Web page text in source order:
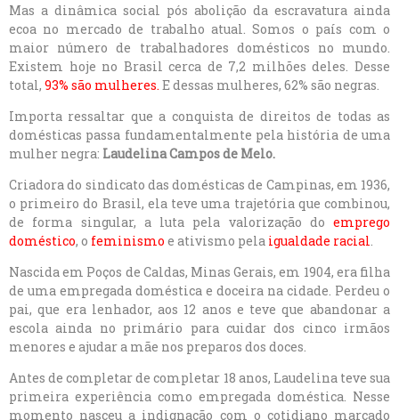
Mas a dinâmica social pós abolição da escravatura ainda
ecoa no mercado de trabalho atual. Somos o país com o
maior número de trabalhadores domésticos no mundo.
Existem hoje no Brasil cerca de 7,2 milhões deles. Desse
total, 93% são mulheres. E dessas mulheres, 62% são negras.
Importa ressaltar que a conquista de direitos de todas as
domésticas passa fundamentalmente pela história de uma
mulher negra: Laudelina Campos de Melo.
Criadora do sindicato das domésticas de Campinas, em 1936,
o primeiro do Brasil, ela teve uma trajetória que combinou,
de forma singular, a luta pela valorização do emprego
doméstico, o feminismo e ativismo pela igualdade racial
Nascida em Poços de Caldas, Minas Gerais, em 1904, era filha
de uma empregada doméstica e doceira na cidade. Perdeu o
pai, que era lenhador, aos 12 anos e teve que abandonar a
escola ainda no primário para cuidar dos cinco irmãos
menores e ajudar a mãe nos preparos dos doces.
Antes de completar de completar 18 anos, Laudelina teve sua
primeira experiência como empregada doméstica. Nesse
momento nasceu a indignação com o cotidiano marcado